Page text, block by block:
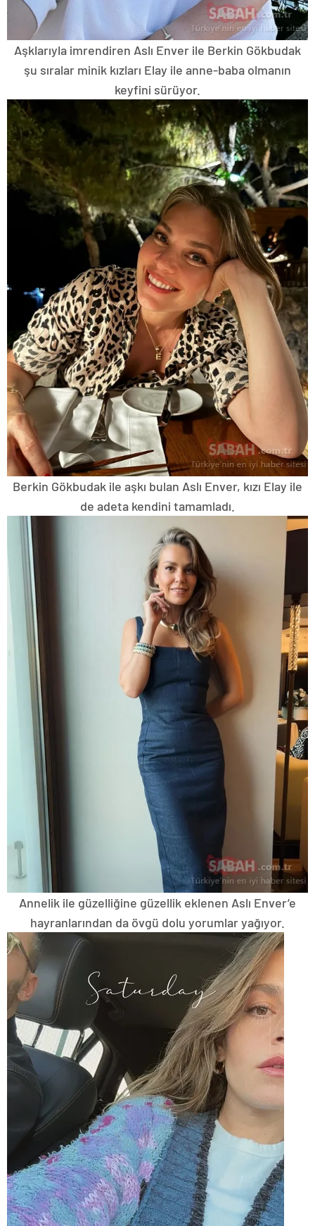
Aşklarıyla imrendiren Aslı Enver ile Berkin Gökbudak
şu sıralar minik kızları Elay ile anne-baba olmanın
keyfini sürüyor.
Berkin Gökbudak ile aşkı bulan Aslı Enver, kızı Elay ile
de adeta kendini tamamladı.
Annelik ile güzelliğine güzellik eklenen Aslı Enver’e
hayranlarından da övgü dolu yorumlar yağıyor.